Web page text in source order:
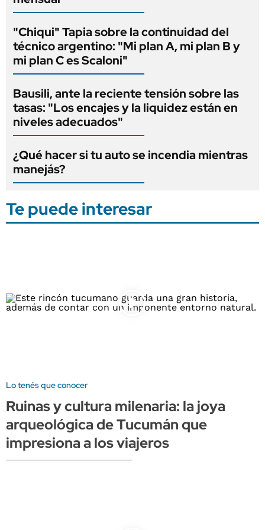
"Chiqui" Tapia sobre la continuidad del
técnico argentino: "Mi plan A, mi plan B y
mi plan C es Scaloni"
Bausili, ante la reciente tensión sobre las
tasas: "Los encajes y la liquidez están en
niveles adecuados"
¿Qué hacer si tu auto se incendia mientras
manejás?
Te puede interesar
Lo tenés que conocer
Ruinas y cultura milenaria: la joya
arqueológica de Tucumán que
impresiona a los viajeros